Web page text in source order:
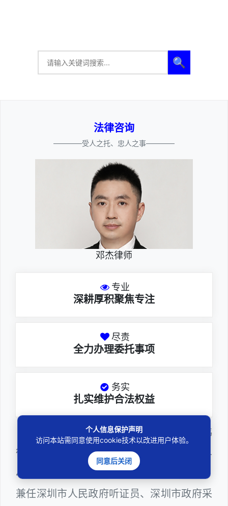
🔍
法律咨询
————受人之托、忠人之事————
邓杰律师
专业
深耕厚积聚焦专注
尽责
全力办理委托事项
务实
扎实维护合法权益
邓杰律师，法律硕士，执业于北京市炜
衡（深圳）律师事务所，律师执业证号为14
403201810022100。邓杰律师现（或曾）
兼任深圳市人民政府听证员、深圳市政府采
个人信息保护声明
访问本站需同意使用cookie技术以改进用户体验。
同意后关闭